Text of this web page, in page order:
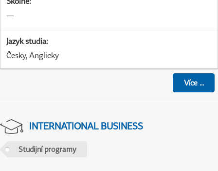
—
Jazyk studia:
Česky, Anglicky
Více...
INTERNATIONAL BUSINESS
Studijní programy